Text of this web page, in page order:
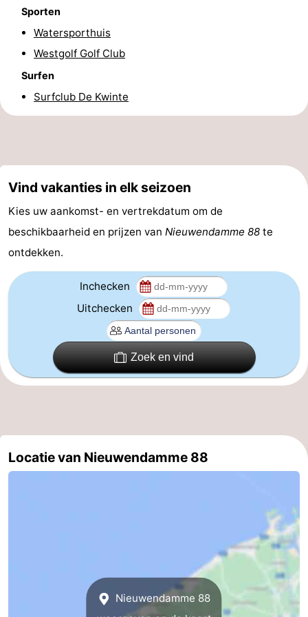
Praktisch
Forum
Route
-
Nieuws
Medische
adressen
Regio
Brugge
-
Kust
-
Sporten
Watersporthuis
Westgolf Golf Club
Surfen
Surfclub De Kwinte
Vind vakanties in elk seizoen
Kies uw aankomst- en vertrekdatum om de
beschikbaarheid en prijzen van Nieuwendamme 88 te
ontdekken.
Inchecken
Uitchecken
Zoek en vind
Locatie van Nieuwendamme 88
Nieuwendamme 88